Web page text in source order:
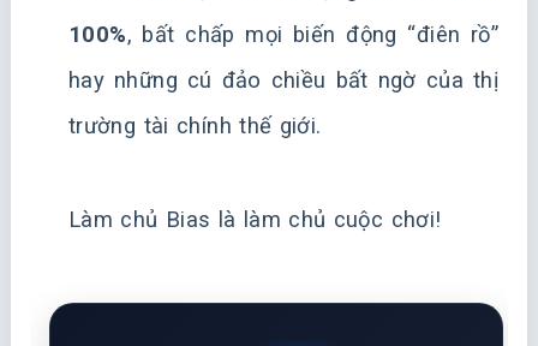
100%, bất chấp mọi biến động “điên rồ”
hay những cú đảo chiều bất ngờ của thị
trường tài chính thế giới.
Làm chủ Bias là làm chủ cuộc chơi!